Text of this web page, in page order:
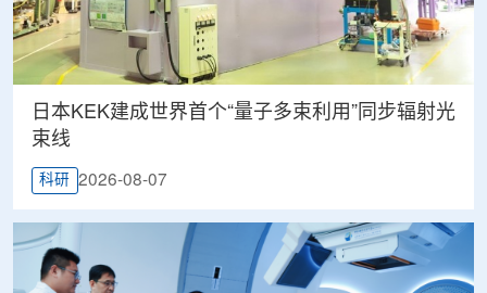
日本KEK建成世界首个“量子多束利用”同步辐射光
束线
科研 2026-08-07